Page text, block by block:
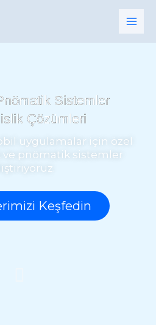
Sistemler
Çözümleri
uygulamalar için özel
ve pnömatik sistemler
Keşfedin